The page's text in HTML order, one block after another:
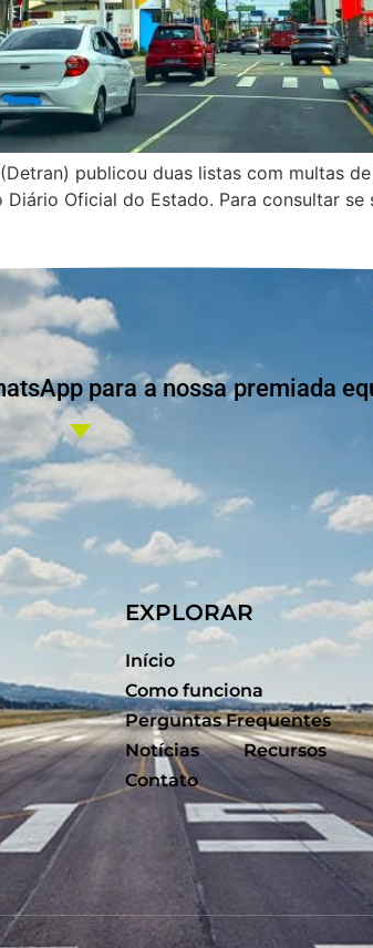
publicou duas listas com multas
Oficial do Estado. Para consultar
para a nossa premiada
EXPLORAR
Início
Como funciona
Perguntas Frequentes
Notícias
Recursos
Contato